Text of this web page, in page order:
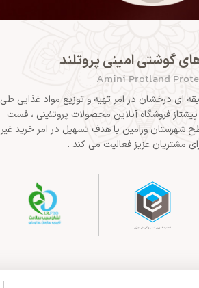
گوشتی امینی پروتلند
Amini Protland
ای درخشان در امر تهیه و توزیع مواد غذایی طی
فروشگاه آنلاین محصولات پروتئینی ، فست
شهرستان ورامین با هدف تسهیل در امر خرید غیر
مشتریان عزیز فعالیت می کند .